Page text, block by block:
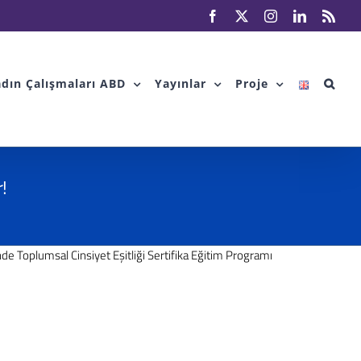
Facebook InstagramLinkedIn
Çalışmaları ABD Yayınlar Proje
Toplumsal Cinsiyet Eşitliği Sertifika Eğitim Programı